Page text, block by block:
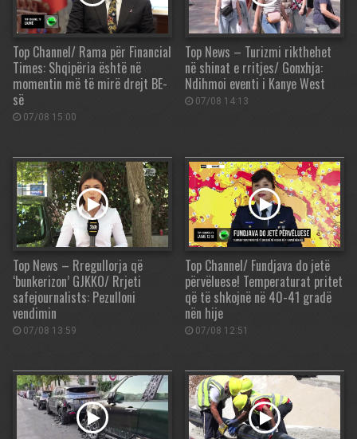
Top Channel/ Rama për Financial
Times: Shqipëria është në
momentin më të mirë drejt BE-
së
07/08 15:00
Top News – Turizmi rikthehet
në shinat e rritjes/ Gonxhja:
Ndihmoi eventi i Kanye West
07/08 14:13
Top News – Rregullorja që
‘bunkerizon’ GJKKO/ Rrjeti
safejournalists: Pezulloni
vendimin
07/08 13:59
Top Channel/ Fundjava do jetë
përvëluese! Temperaturat pritet
që të shkojnë në 40-41 gradë
nën hije
07/08 12:51